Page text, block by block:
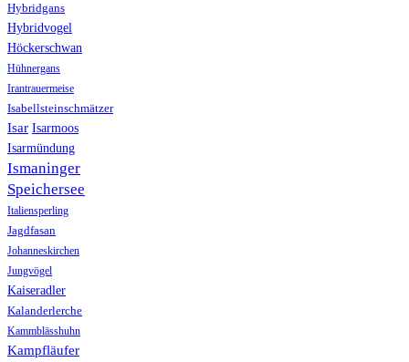
Hybridgans
Hybridvogel
Höckerschwan
Hühnergans
Irantrauermeise
Isabellsteinschmätzer
Isar Isarmoos
Isarmündung
Ismaninger
Speichersee
Italiensperling
Jagdfasan
Johanneskirchen
Jungvögel
Kaiseradler
Kalanderlerche
Kammblässhuhn
Kampfläufer